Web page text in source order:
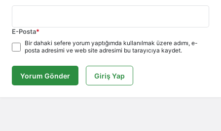
E-Posta*
Bir dahaki sefere yorum yaptığımda kullanılmak üzere adımı, e-
posta adresimi ve web site adresimi bu tarayıcıya kaydet.
Yorum Gönder Giriş Yap